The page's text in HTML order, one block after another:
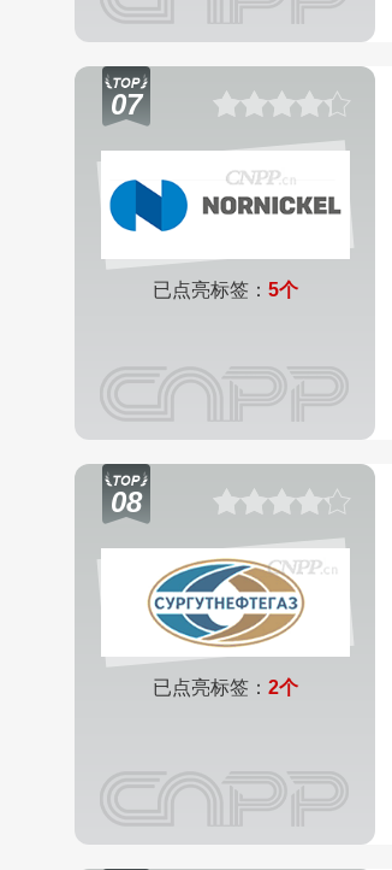
07
已点亮标签： 5个
08
已点亮标签： 2个